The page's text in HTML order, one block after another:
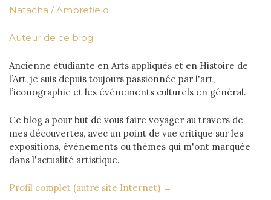
Natacha / Ambrefield
Auteur de ce blog
Ancienne étudiante en Arts appliqués et en Histoire de
l’Art, je suis depuis toujours passionnée par l'art,
l’iconographie et les événements culturels en général.
Ce blog a pour but de vous faire voyager au travers de
mes découvertes, avec un point de vue critique sur les
expositions, événements ou thèmes qui m'ont marquée
dans l'actualité artistique.
Profil complet (autre site Internet) →